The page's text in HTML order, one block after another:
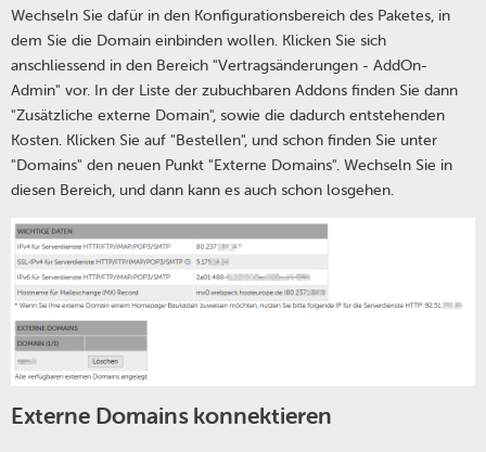
Wechseln Sie dafür in den Konfigurationsbereich des Paketes, in
dem Sie die Domain einbinden wollen. Klicken Sie sich
anschliessend in den Bereich "Vertragsänderungen - AddOn-
Admin" vor. In der Liste der zubuchbaren Addons finden Sie dann
"Zusätzliche externe Domain", sowie die dadurch entstehenden
Kosten. Klicken Sie auf "Bestellen", und schon finden Sie unter
"Domains" den neuen Punkt "Externe Domains". Wechseln Sie in
diesen Bereich, und dann kann es auch schon losgehen.
Externe Domains konnektieren